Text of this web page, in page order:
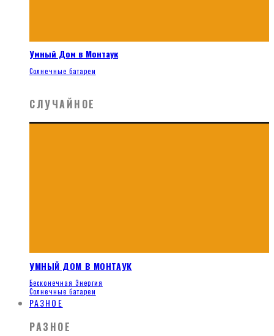
Умный Дом в Монтаук
Солнечные батареи
СЛУЧАЙНОЕ
УМНЫЙ ДОМ В МОНТАУК
Бесконечная Энергия
Солнечные батареи
РАЗНОЕ
РАЗНОЕ